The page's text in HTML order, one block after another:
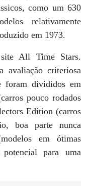
como um 630
relativamente
em 1973.
All Time Stars.
avaliação criteriosa
foram divididos em
pouco rodados
Edition (carros
boa parte nunca
em ótimas
potencial para uma